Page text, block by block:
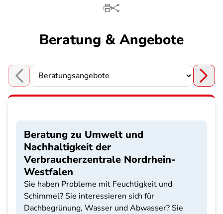
Beratung & Angebote
Choose a section
Beratung zu Umwelt und
Nachhaltigkeit der
Verbraucherzentrale Nordrhein-
Westfalen
Sie haben Probleme mit Feuchtigkeit und
Schimmel? Sie interessieren sich für
Dachbegrünung, Wasser und Abwasser? Sie